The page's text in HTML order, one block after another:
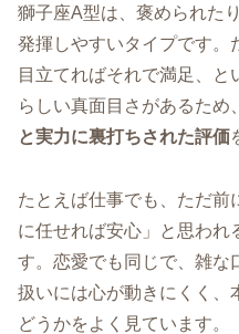
獅子座A型は、褒められた
発揮しやすいタイプです。
目立てればそれで満足、
らしい真面目さがあるため、
と実力に裏打ちされた評価
たとえば仕事でも、ただ前
に任せれば安心」と思われ
す。恋愛でも同じで、雑な
扱いには心が動きにくく、
どうかをよく見ています。